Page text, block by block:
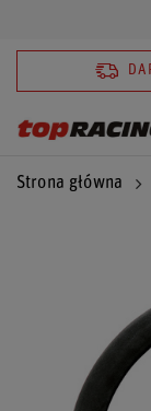
Strona główna